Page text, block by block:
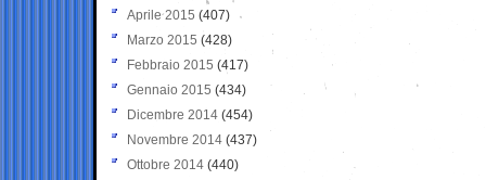
Aprile 2015 (407)
Marzo 2015 (428)
Febbraio 2015 (417)
Gennaio 2015 (434)
Dicembre 2014 (454)
Novembre 2014 (437)
Ottobre 2014 (440)